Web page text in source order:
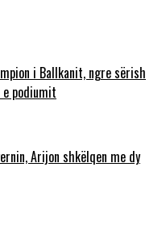
i Ballkanit, ngre sërish
podiumit
Arijon shkëlqen me dy